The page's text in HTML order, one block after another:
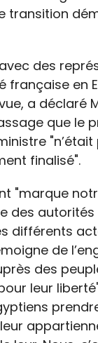
transition
des
française en
a déclaré
que le
finalisé".
"marque
des
différents
de
des
leur